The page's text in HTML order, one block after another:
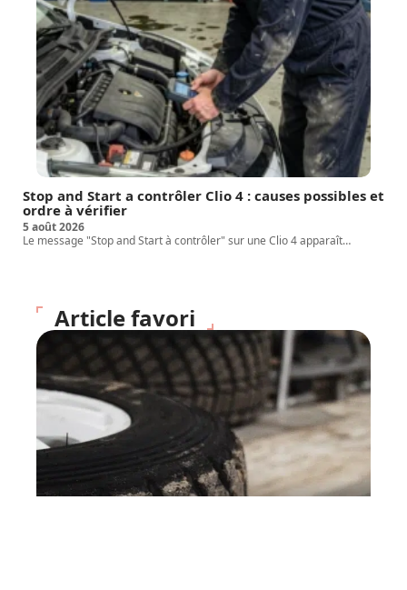
Stop and Start a contrôler Clio 4 : causes possibles et
ordre à vérifier
5 août 2026
Le message "Stop and Start à contrôler" sur une Clio 4 apparaît…
Article favori